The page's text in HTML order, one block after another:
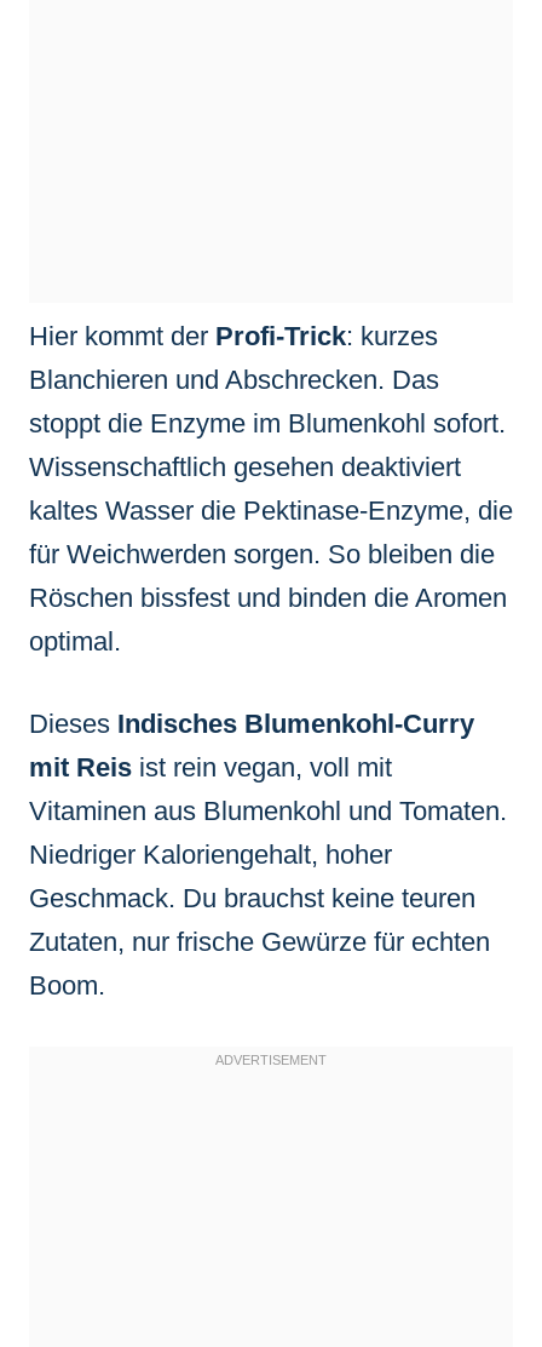
Hier kommt der Profi-Trick: kurzes
Blanchieren und Abschrecken. Das
stoppt die Enzyme im Blumenkohl sofort.
Wissenschaftlich gesehen deaktiviert
kaltes Wasser die Pektinase-Enzyme, die
für Weichwerden sorgen. So bleiben die
Röschen bissfest und binden die Aromen
optimal.
Dieses Indisches Blumenkohl-Curry
mit Reis ist rein vegan, voll mit
Vitaminen aus Blumenkohl und Tomaten.
Niedriger Kaloriengehalt, hoher
Geschmack. Du brauchst keine teuren
Zutaten, nur frische Gewürze für echten
Boom.